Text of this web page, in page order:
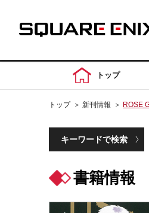
トップ
トップ ＞ 新刊情報 ＞ ROSE
キーワードで検索
書籍情報